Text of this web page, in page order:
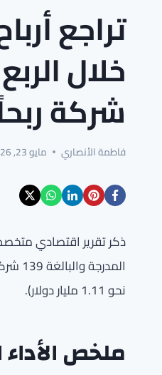
تراجع
شركة
فاطمة الأنصاري مايو 23, 2026
نحو 1.11 مليار دولار).
ملخص الأداء